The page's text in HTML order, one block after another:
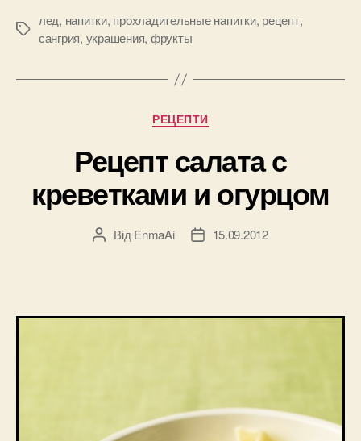
Позначки
лед, напитки, прохладительные напитки, рецепт,
сангрия, украшения, фрукты
Категорії
РЕЦЕПТИ
Рецепт салата с
креветками и огурцом
Автор
Від EnmaAi
Дата15.09.2012